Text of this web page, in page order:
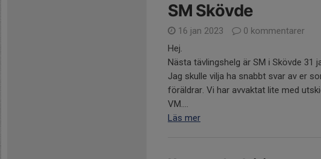
SM Skövde
16 jan 2023
0 kommentarer
Hej.
Nästa tävlingshelg är SM i Skövde 31
Jag skulle vilja ha snabbt svar av er
föräldrar. Vi har avvaktat lite med
VM....
Läs mer